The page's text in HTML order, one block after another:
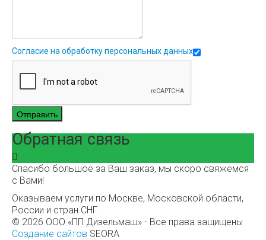
Согласие на обработку персональных данных
Отправить
Обратная связь
Спасибо большое за Ваш заказ, мы скоро свяжемся
с Вами!
Оказываем услуги по Москве, Московской области,
России и стран СНГ.
© 2026 ООО «ПП Дизельмаш» - Все права защищены
Создание сайтов SEORA